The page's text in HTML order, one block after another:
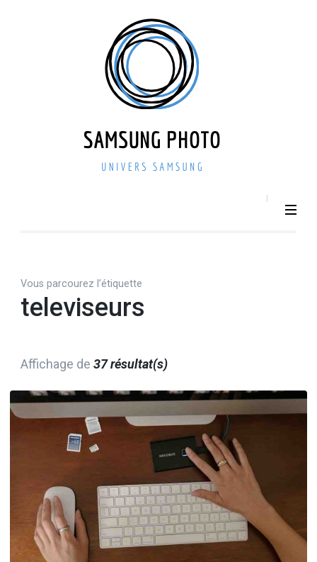
Vous parcourez l’étiquette
televiseurs
Affichage de 37 résultat(s)